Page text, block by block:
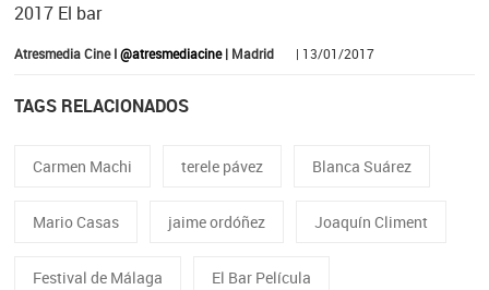
2017 El bar
Atresmedia Cine I@atresmediacine| Madrid | 13/01/2017
TAGS RELACIONADOS
Carmen Machi terele pávez Blanca Suárez
Mario Casas jaime ordóñez Joaquín Climent
Festival de Málaga El Bar Película